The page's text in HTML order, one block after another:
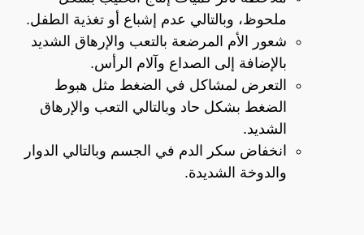
ملحوظ، وبالتالي عدم إشباع أو تغذية الطفل.
شعور الأم المرضعة بالتعب والإرهاق الشديد
بالإضافة إلى الصداع وآلام الرأس.
التعرض لمشاكل في الضغط مثل هبوط
الضغط بشكل حاد وبالتالي التعب والإرهاق
الشديد.
انخفاض سكر الدم في الجسم وبالتالي الدوار
والدوخة الشديدة.